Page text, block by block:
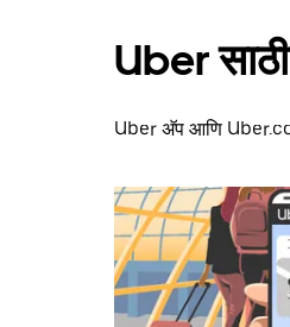
Uber
Uber अ‍ॅप आणि